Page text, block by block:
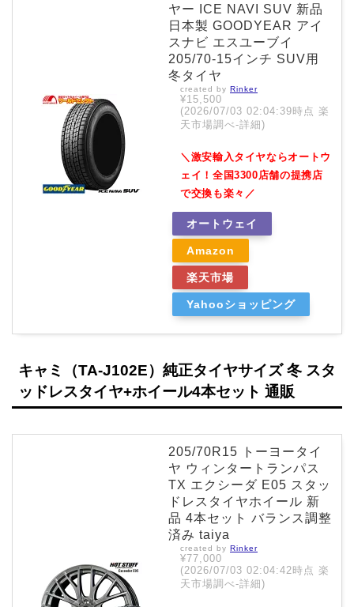
ヤー ICE NAVI SUV 新品
日本製 GOODYEAR アイ
スナビ エスユーブイ
205/70-15インチ SUV用
冬タイヤ
created by Rinker
¥15,500
(2026/07/03 02:04:39時点 楽
天市場調べ-詳細)
＼激安輸入タイヤならオートウ
ェイ！全国3300店舗の提携店
で交換も楽々／
オートウェイ
Amazon
楽天市場
Yahooショッピング
キャミ（TA-J102E）純正タイヤサイズ 冬 スタ
ッドレスタイヤ+ホイール4本セット 通販
205/70R15 トーヨータイ
ヤ ウィンタートランパス
TX エクシーダ E05 スタッ
ドレスタイヤホイール 新
品 4本セット バランス調整
済み taiya
created by Rinker
¥77,000
(2026/07/03 02:04:42時点 楽
天市場調べ-詳細)